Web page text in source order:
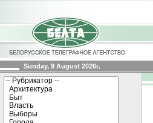
Sunday, 9 August 2026г.